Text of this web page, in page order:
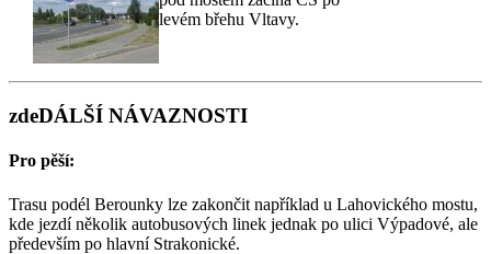
levém břehu Vltavy.
zdeDÁLŠÍ NÁVAZNOSTI
Pro pěší:
Trasu podél Berounky lze zakončit například u Lahovického mostu,
kde jezdí několik autobusových linek jednak po ulici Výpadové, ale
především po hlavní Strakonické.